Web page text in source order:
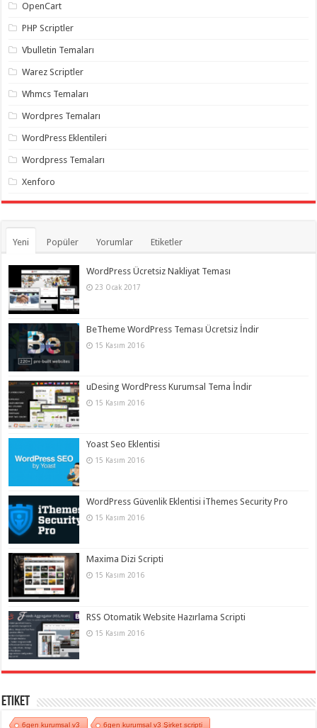
OpenCart
PHP Scriptler
Vbulletin Temaları
Warez Scriptler
Whmcs Temaları
Wordpres Temaları
WordPress Eklentileri
Wordpress Temaları
Xenforo
Yeni Popüler Yorumlar Etiketler
WordPress Ücretsiz Nakliyat Teması
23 Ocak 2017
BeTheme WordPress Teması Ücretsiz İndir
15 Kasım 2016
uDesing WordPress Kurumsal Tema İndir
15 Kasım 2016
Yoast Seo Eklentisi
15 Kasım 2016
WordPress Güvenlik Eklentisi iThemes Security Pro
15 Kasım 2016
Maxima Dizi Scripti
15 Kasım 2016
RSS Otomatik Website Hazırlama Scripti
15 Kasım 2016
Etiket
6gen kurumsal v3 6gen kurumsal v3 Şirket scripti